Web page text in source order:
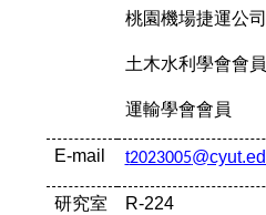
桃園機場捷運公
土木水利學會會員
運輸學會會員
E-mail t2023005
研究室 R-224